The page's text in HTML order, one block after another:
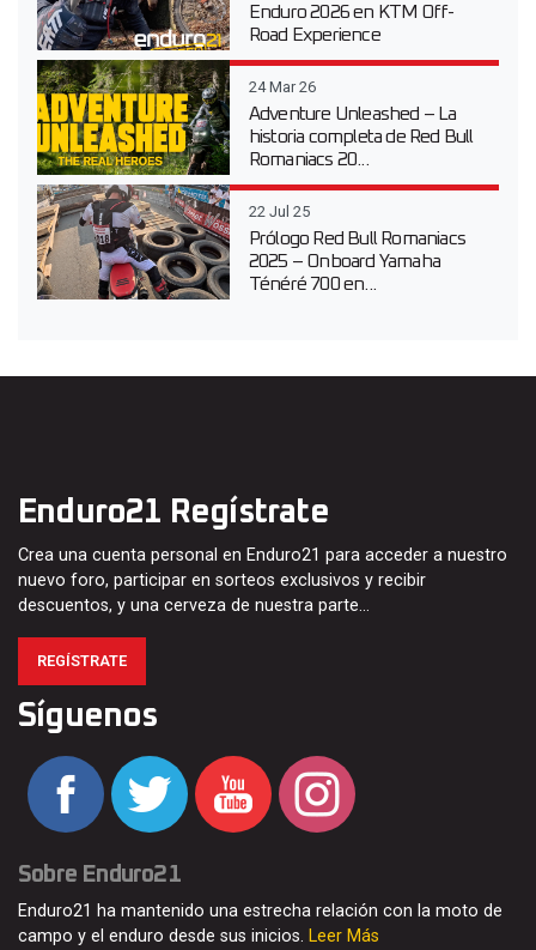
Enduro 2026 en KTM Off-
Road Experience
24 Mar 26
Adventure Unleashed – La
historia completa de Red Bull
Romaniacs 20...
22 Jul 25
Prólogo Red Bull Romaniacs
2025 – Onboard Yamaha
Ténéré 700 en...
Enduro21 Regístrate
Crea una cuenta personal en Enduro21 para acceder a nuestro
nuevo foro, participar en sorteos exclusivos y recibir
descuentos, y una cerveza de nuestra parte…
REGÍSTRATE
Síguenos
Sobre Enduro21
Enduro21 ha mantenido una estrecha relación con la moto de
campo y el enduro desde sus inicios. Leer Más